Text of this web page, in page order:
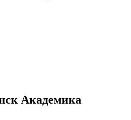
Академика